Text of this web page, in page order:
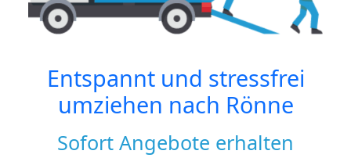
Entspannt und stressfrei
umziehen nach Rönne
Sofort Angebote erhalten